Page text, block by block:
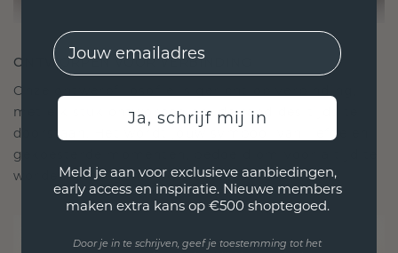
ONTWORPEN VOOR VERBINDING
Onze ontwerpfilosofie is gericht op verbinding,
met elk stuk ontworpen om de tand des tijds te
doorstaan. Het wordt jouw symbool van liefde en
gekoesterde momenten, bedoeld om voor altijd te
worden gedragen en gekoesterd.
EMail
Ja, schrijf mij in
Meld je aan voor exclusieve aanbiedingen,
early access en inspiratie. Nieuwe members
maken extra kans op €500 shoptegoed.
Door je in te schrijven, geef je toestemming tot het